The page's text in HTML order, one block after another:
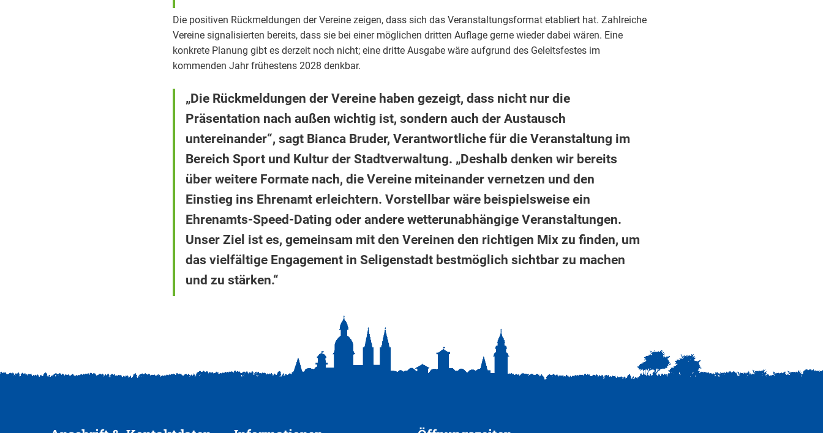
Die positiven Rückmeldungen der Vereine zeigen, dass sich das Veranstaltungsformat etabliert hat. Zahlreiche
Vereine signalisierten bereits, dass sie bei einer möglichen dritten Auflage gerne wieder dabei wären. Eine
konkrete Planung gibt es derzeit noch nicht; eine dritte Ausgabe wäre aufgrund des Geleitsfestes im
kommenden Jahr frühestens 2028 denkbar.
„Die Rückmeldungen der Vereine haben gezeigt, dass nicht nur die
Präsentation nach außen wichtig ist, sondern auch der Austausch
untereinander“, sagt Bianca Bruder, Verantwortliche für die Veranstaltung im
Bereich Sport und Kultur der Stadtverwaltung. „Deshalb denken wir bereits
über weitere Formate nach, die Vereine miteinander vernetzen und den
Einstieg ins Ehrenamt erleichtern. Vorstellbar wäre beispielsweise ein
Ehrenamts-Speed-Dating oder andere wetterunabhängige Veranstaltungen.
Unser Ziel ist es, gemeinsam mit den Vereinen den richtigen Mix zu finden, um
das vielfältige Engagement in Seligenstadt bestmöglich sichtbar zu machen
und zu stärken.“